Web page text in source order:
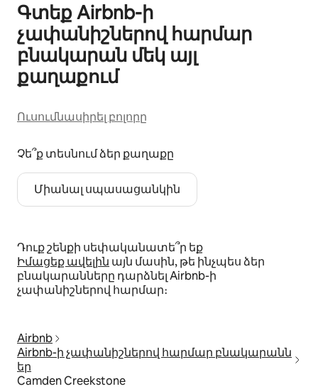
Գտեք Airbnb-ի
չափանիշներով հարմար
բնակարան մեկ այլ
քաղաքում
Ուսումնասիրել բոլորը
Չե՞ք տեսնում ձեր քաղաքը
Միանալ սպասացանկին
Դուք շենքի սեփականատե՞ր եք
Իմացեք ավելին այն մասին, թե ինչպես ձեր
բնակարանները դարձնել Airbnb-ի
չափանիշներով հարմար։
Airbnb
Airbnb-ի չափանիշներով հարմար բնակարանն
եր
Camden Creekstone